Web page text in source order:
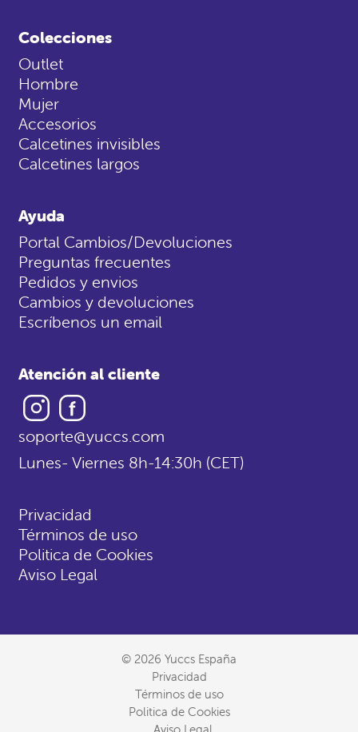
Colecciones
Outlet
Hombre
Mujer
Accesorios
Calcetines invisibles
Calcetines largos
Ayuda
Portal Cambios/Devoluciones
Preguntas frecuentes
Pedidos y envios
Cambios y devoluciones
Escríbenos un email
Atención al cliente
Instagram
soporte@yuccs.com
Lunes- Viernes 8h-14:30h (CET)
Privacidad
Términos de uso
Politica de Cookies
Aviso Legal
© 2026 Yuccs España
Privacidad
Términos de uso
Politica de Cookies